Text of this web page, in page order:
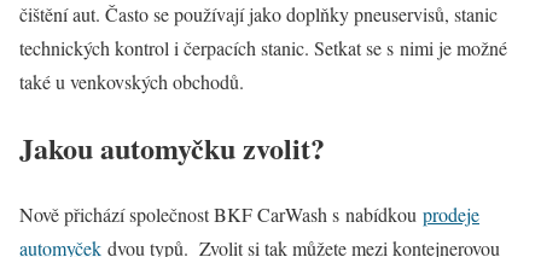
čištění aut. Často se používají jako doplňky pneuservisů, stanic
technických kontrol i čerpacích stanic. Setkat se s nimi je možné
také u venkovských obchodů.
Jakou automyčku zvolit?
Nově přichází společnost BKF CarWash s nabídkou prodeje
automyček dvou typů. Zvolit si tak můžete mezi kontejnerovou